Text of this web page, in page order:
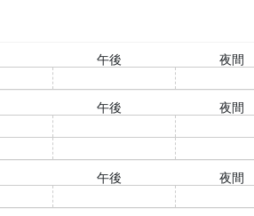
午後
夜間
午後 夜間
午後
夜間